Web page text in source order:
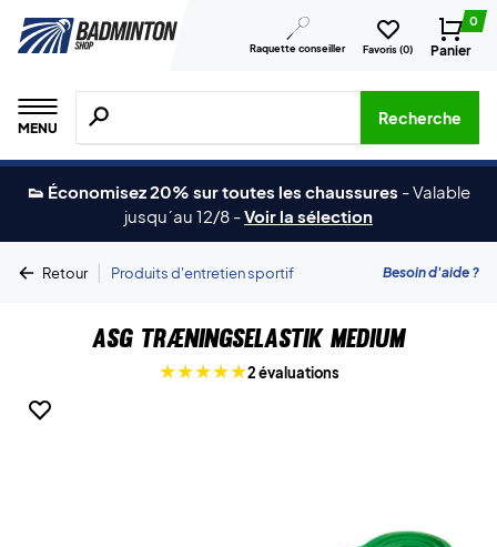
Raquette conseiller Favoris (0)
0
Panier
MENU
Recherche de produits, de marques, etc.
Recherche
👟 Économisez 20% sur toutes les chaussures -Valable
jusqu´au 12/8 -Voir la sélection
Retour | Produits d'entretien sportif Besoin d'aide ?
ASG Træningselastik Medium
2 évaluations